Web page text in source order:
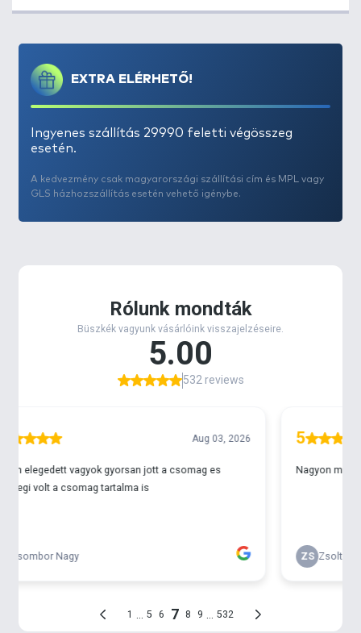
EXTRA ELÉRHETŐ!
Ingyenes szállítás 29990 feletti végösszeg
esetén.
A kedvezmény csak magyarországi szállítási cím és MPL vagy
GLS házhozszállítás esetén vehető igénybe.